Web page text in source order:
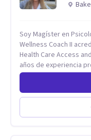
Soy Magíster en
Wellness Coach II
Health Care Access
años de experiencia
Neurociencia del
(español e inglés),
(cuerpo, mente y